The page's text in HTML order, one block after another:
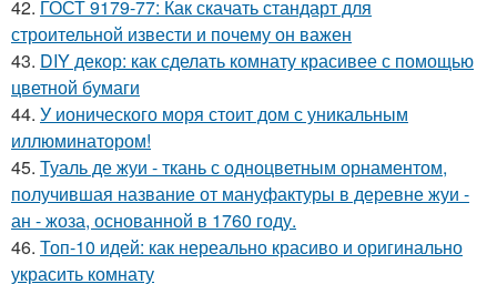
42. ГОСТ 9179-77: Как скачать стандарт для
строительной извести и почему он важен
43. DIY декор: как сделать комнату красивее с помощью
цветной бумаги
44. У ионического моря стоит дом с уникальным
иллюминатором!
45. Туаль де жуи - ткань с одноцветным орнаментом,
получившая название от мануфактуры в деревне жуи -
ан - жоза, основанной в 1760 году.
46. Топ-10 идей: как нереально красиво и оригинально
украсить комнату